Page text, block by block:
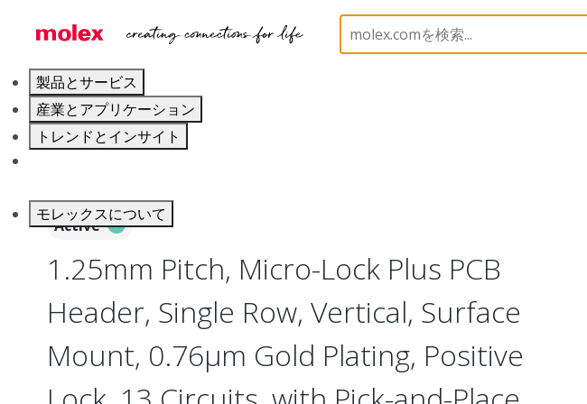
製品とサービス
産業とアプリケーション
トレンドとインサイト
モレックスについて
PCB / Wire Connectors PCB Headers and Receptacles
Active
1.25mm Pitch, Micro-Lock Plus PCB
Header, Single Row, Vertical, Surface
Mount, 0.76µm Gold Plating, Positive